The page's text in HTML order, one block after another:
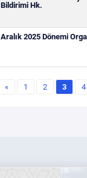
Bildirimi Hk.
Aralık 2025 Dönemi
« 1 2 3 4